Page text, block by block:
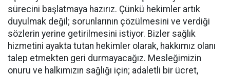
sürecini başlatmaya hazırız. Çünkü hekimler artık
duyulmak değil; sorunlarının çözülmesini ve verdiği
sözlerin yerine getirilmesini istiyor. Bizler sağlık
hizmetini ayakta tutan hekimler olarak, hakkımız olanı
talep etmekten geri durmayacağız. Mesleğimizin
onuru ve halkımızın sağlığı için; adaletli bir ücret,